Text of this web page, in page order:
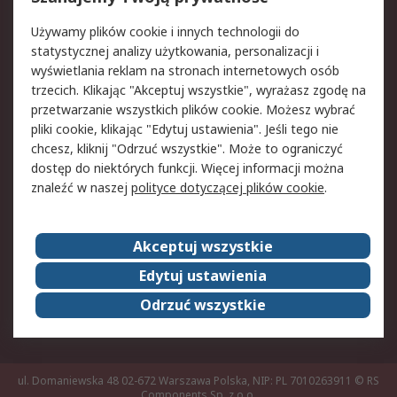
Aspekty prawne
Bezpieczeństwo e-
maila
Polityka dotycząca
plików cookie
Polityka prywatności
Użytkowanie witryny
Zastrzeżenia prawne
Warunki Sprzedaży
Kontakt
O firmie RS
RS na świecie
Kariera
Nagrody dla RS
ESG
ul. Domaniewska 48 02-672 Warszawa Polska, NIP: PL 7010263911 © RS
Używamy plików cookie i innych technologii do
statystycznej analizy użytkowania, personalizacji i
wyświetlania reklam na stronach internetowych osób
trzecich. Klikając "Akceptuj wszystkie", wyrażasz zgodę na
przetwarzanie wszystkich plików cookie. Możesz wybrać
pliki cookie, klikając "Edytuj ustawienia". Jeśli tego nie
chcesz, kliknij "Odrzuć wszystkie". Może to ograniczyć
dostęp do niektórych funkcji. Więcej informacji można
znaleźć w naszej polityce dotyczącej plików cookie.
Akceptuj wszystkie
Edytuj ustawienia
Odrzuć wszystkie